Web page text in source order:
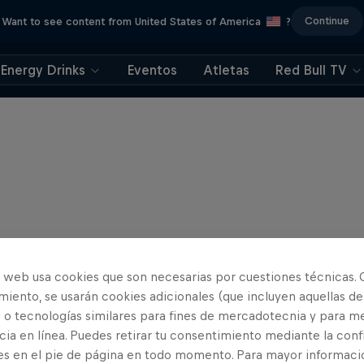
Want to see content from United States of America ? Continue
Energy Drinks Eventos Atletas Red Bull TV
web usa cookies que son necesarias por cuestiones técnicas.
se usarán cookies adicionales (que incluyen aquellas de
tecnologías similares para fines de mercadotecnia y para
en línea. Puedes retirar tu consentimiento mediante la
en el pie de página en todo momento. Para mayor